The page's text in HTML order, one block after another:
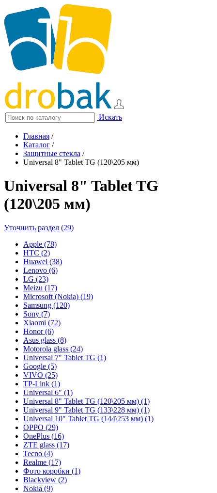
Искать
Главная /
Каталог /
Защитные стекла /
Universal 8" Tablet TG (120\205 мм)
Universal 8" Tablet TG
(120\205 мм)
Уточнить раздел (29)
Apple (78)
HTC (2)
Huawei (38)
Lenovo (6)
LG (23)
Meizu (17)
Microsoft (Nokia) (19)
Samsung (120)
Sony (7)
Xiaomi (72)
Honor (6)
Asus glass (8)
Motorola glass (24)
Universal 7" Tablet TG (1)
Google (5)
VIVO (25)
TP-Link (1)
Universal 6" (1)
Universal 8" Tablet TG (120\205 мм) (1)
Universal 9" Tablet TG (133\228 мм) (1)
Universal 10" Tablet TG (144\253 мм) (1)
OPPO (29)
OnePlus (16)
ZTE glass (17)
Tecno (4)
Realme (17)
Фото коробки (1)
Blackview (2)
Nokia (9)